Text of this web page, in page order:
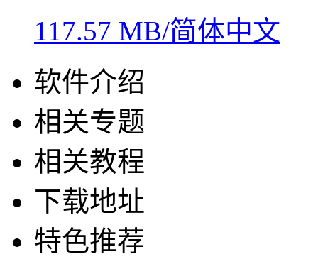
117.57 MB/简体中文
软件介绍
相关专题
相关教程
下载地址
特色推荐